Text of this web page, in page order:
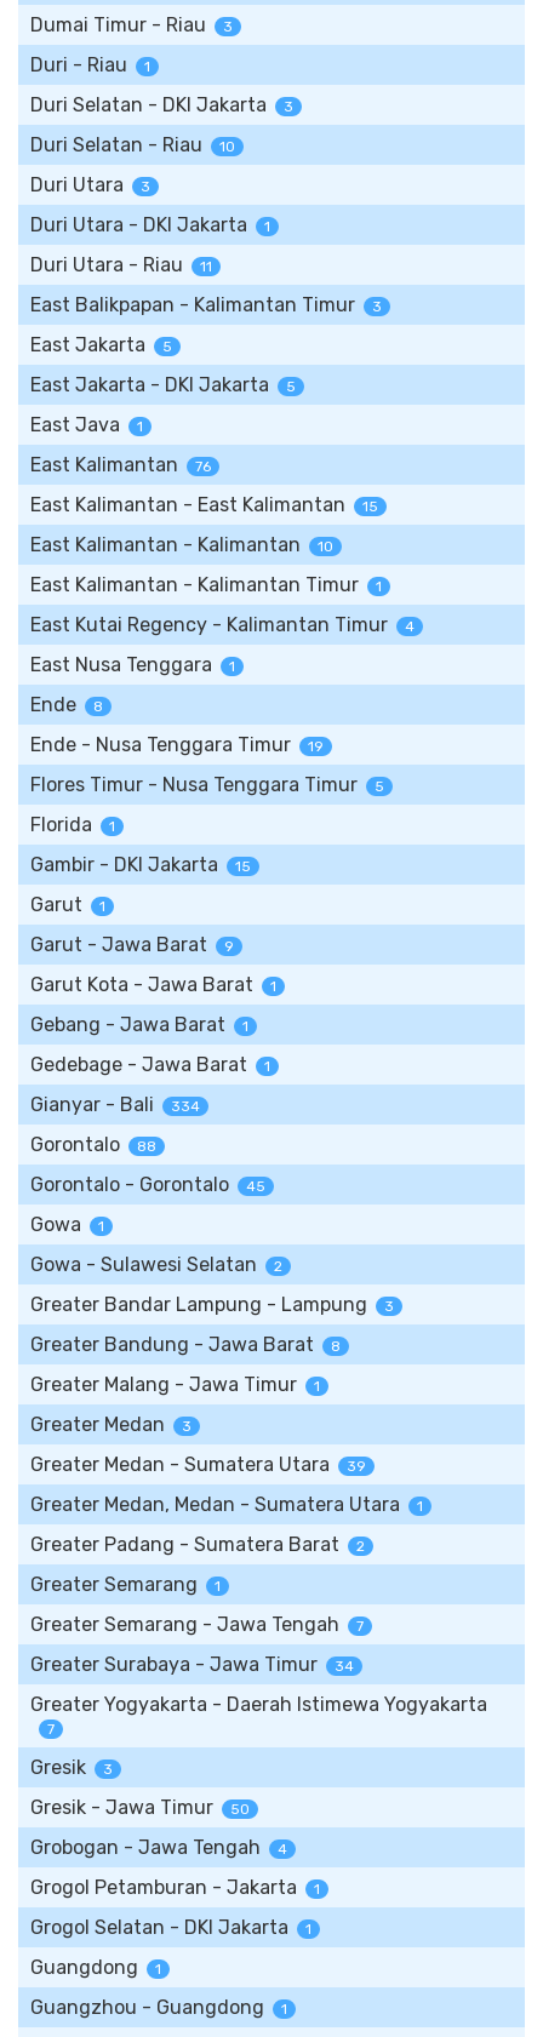
Dumai Timur - Riau 3
Duri - Riau 1
Duri Selatan - DKI Jakarta 3
Duri Selatan - Riau 10
Duri Utara 3
Duri Utara - DKI Jakarta 1
Duri Utara - Riau 11
East Balikpapan - Kalimantan Timur 3
East Jakarta 5
East Jakarta - DKI Jakarta 5
East Java 1
East Kalimantan 76
East Kalimantan - East Kalimantan 15
East Kalimantan - Kalimantan 10
East Kalimantan - Kalimantan Timur 1
East Kutai Regency - Kalimantan Timur 4
East Nusa Tenggara 1
Ende 8
Ende - Nusa Tenggara Timur 19
Flores Timur - Nusa Tenggara Timur 5
Florida 1
Gambir - DKI Jakarta 15
Garut 1
Garut - Jawa Barat 9
Garut Kota - Jawa Barat 1
Gebang - Jawa Barat 1
Gedebage - Jawa Barat 1
Gianyar - Bali 334
Gorontalo 88
Gorontalo - Gorontalo 45
Gowa 1
Gowa - Sulawesi Selatan 2
Greater Bandar Lampung - Lampung 3
Greater Bandung - Jawa Barat 8
Greater Malang - Jawa Timur 1
Greater Medan 3
Greater Medan - Sumatera Utara 39
Greater Medan, Medan - Sumatera Utara 1
Greater Padang - Sumatera Barat 2
Greater Semarang 1
Greater Semarang - Jawa Tengah 7
Greater Surabaya - Jawa Timur 34
Greater Yogyakarta - Daerah Istimewa Yogyakarta
7
Gresik 3
Gresik - Jawa Timur 50
Grobogan - Jawa Tengah 4
Grogol Petamburan - Jakarta 1
Grogol Selatan - DKI Jakarta 1
Guangdong 1
Guangzhou - Guangdong 1